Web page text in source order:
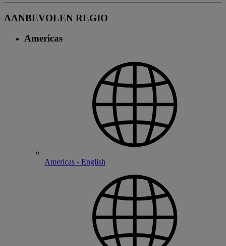
AANBEVOLEN REGIO
Americas
Americas - English